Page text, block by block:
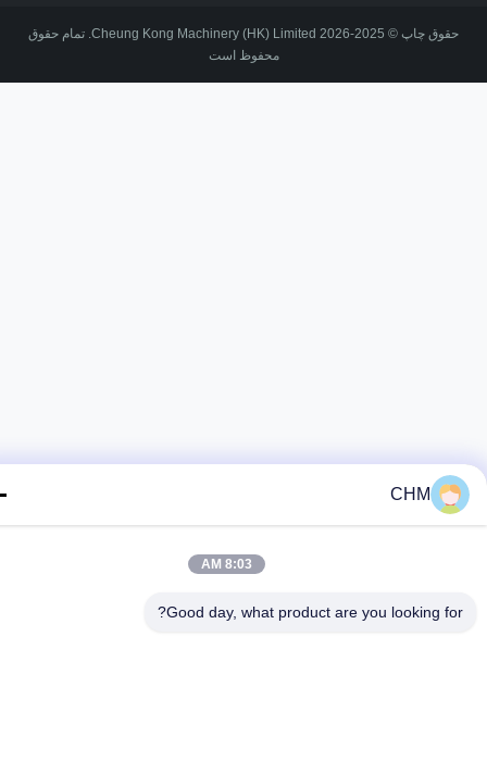
حقوق چاپ © 2025-2026 Cheung Kong Machinery (HK) Limited. تمام حقوق
محفوظ است
CHM
8:03 AM
Good day, what product are you looking